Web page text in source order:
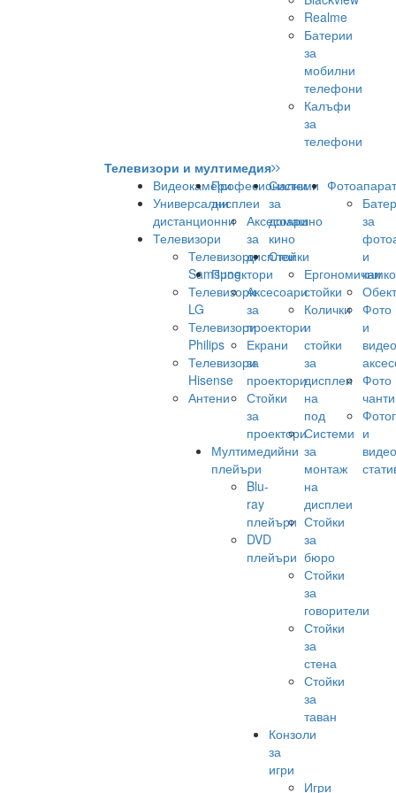
Realme
Батерии
за
мобилни
телефони
Калъфи
за
телефони
Телевизори и мултимедия
Видеокамери
Универсални
дистанционни
Телевизори
Телевизори
Samsung
Телевизори
LG
Телевизори
Philips
Телевизори
Hisense
Антени
Професионални
дисплеи
Аксесоари
за
дисплеи
Проектори
Аксесоари
за
проектори
Екрани
за
проектори
Стойки
за
проектори
Мултимедийни
плейъри
Blu-
ray
плейъри
DVD
плейъри
Системи
за
домашно
кино
Стойки
Ергономични
стойки
Колички
и
стойки
за
дисплеи
на
под
Системи
за
монтаж
на
дисплеи
Стойки
за
бюро
Стойки
за
говорители
Стойки
за
стена
Стойки
за
таван
Конзоли
за
игри
Игри
за
и
Фото
и
видео
Фото
чанти
и
видео